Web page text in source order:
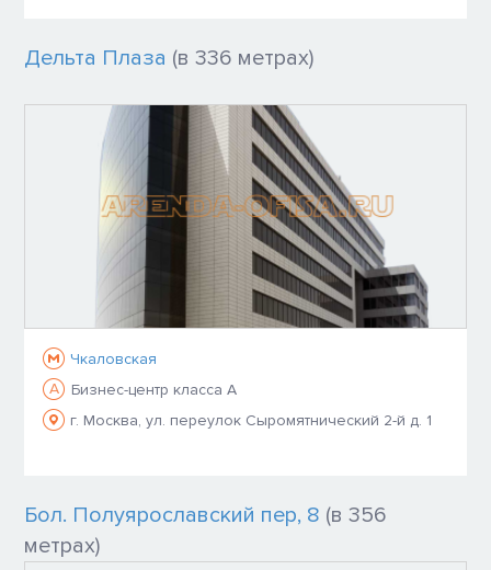
Дельта Плаза (в 336 метрах)
Чкаловская
A
Бизнес-центр класса A
г. Москва, ул. переулок Сыромятнический 2-й д. 1
Бол. Полуярославский пер, 8 (в 356
метрах)